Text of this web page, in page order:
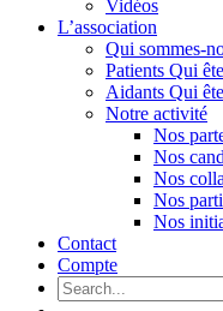
Vidéos
L’association
Qui sommes-
Patients Qui
Aidants Qui
Notre activité
Nos
Nos
Nos
Nos
Nos
Contact
Compte